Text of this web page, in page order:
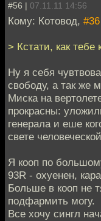
#56 | 07.11.11 14:56
Кому: Котовод, #36
> Кстати, как тебе
Ну я себя
свободу, а так же
Миска на
прокрасны:
генерала и еше
свете
Я кооп по
93R - охуенен,
Больше в кооп не
подфармить могу.
Все хочу сингл